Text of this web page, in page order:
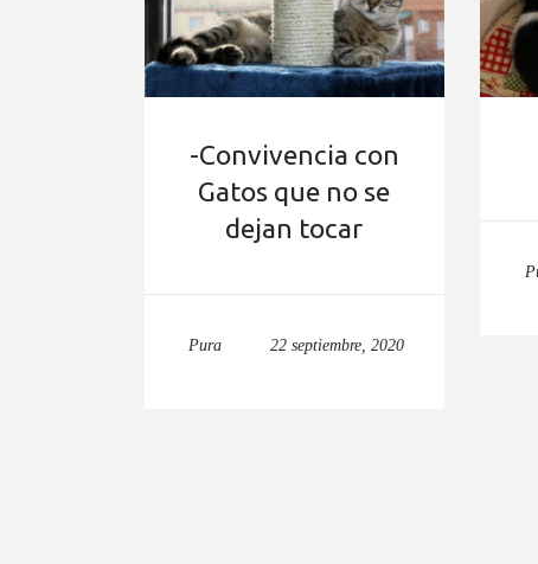
-Convivencia con
Gatos que no se
dejan tocar
Pura 22 septiembre, 2020